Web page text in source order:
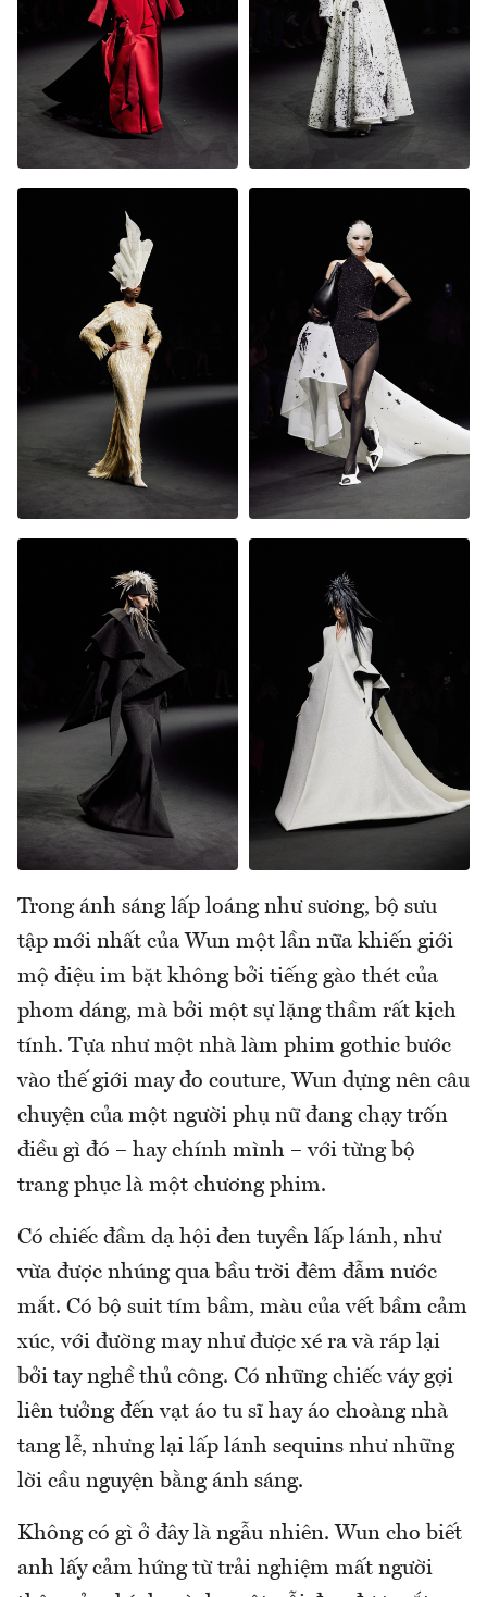
Trong ánh sáng lấp loáng như sương, bộ sưu
tập mới nhất của Wun một lần nữa khiến giới
mộ điệu im bặt không bởi tiếng gào thét của
phom dáng, mà bởi một sự lặng thầm rất kịch
tính. Tựa như một nhà làm phim gothic bước
vào thế giới may đo couture, Wun dựng nên câu
chuyện của một người phụ nữ đang chạy trốn
điều gì đó – hay chính mình – với từng bộ
trang phục là một chương phim.
Có chiếc đầm dạ hội đen tuyền lấp lánh, như
vừa được nhúng qua bầu trời đêm đẫm nước
mắt. Có bộ suit tím bầm, màu của vết bầm cảm
xúc, với đường may như được xé ra và ráp lại
bởi tay nghề thủ công. Có những chiếc váy gợi
liên tưởng đến vạt áo tu sĩ hay áo choàng nhà
tang lễ, nhưng lại lấp lánh sequins như những
lời cầu nguyện bằng ánh sáng.
Không có gì ở đây là ngẫu nhiên. Wun cho biết
anh lấy cảm hứng từ trải nghiệm mất người